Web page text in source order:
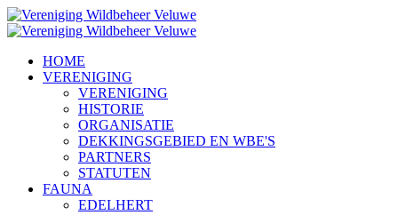
HOME
VERENIGING
VERENIGING
HISTORIE
ORGANISATIE
DEKKINGSGEBIED EN WBE'S
PARTNERS
STATUTEN
FAUNA
EDELHERT